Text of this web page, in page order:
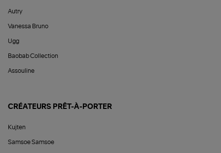
Autry
Vanessa Bruno
Ugg
Baobab Collection
Assouline
CRÉATEURS PRÊT-À-PORTER
Kujten
Samsoe Samsoe